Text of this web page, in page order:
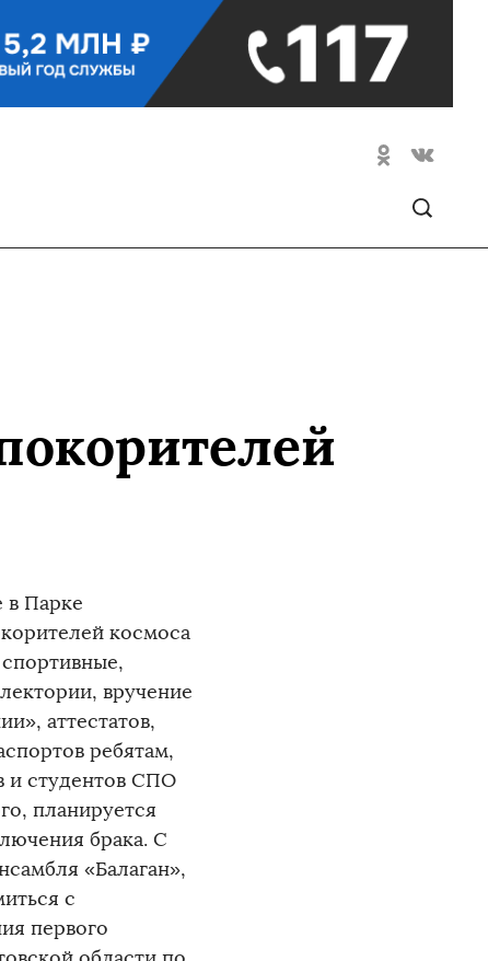
в Парке
космоса
вручение
аттестатов,
ребятам,
и студентов СПО
планируется
брака. С
«Балаган»,
с
первого